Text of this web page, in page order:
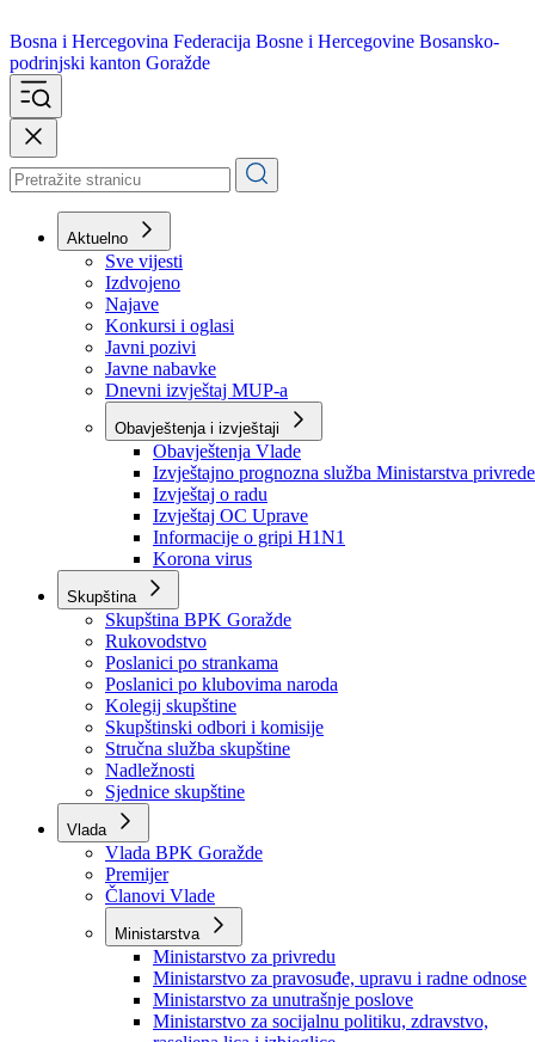
Bosna i Hercegovina
podrinjski kanton Goražde
Aktuelno
Sve vijesti
Izdvojeno
Najave
Konkursi i oglasi
Javni pozivi
Javne nabavke
Dnevni izvještaj MUP-a
Obavještenja i izvještaji
Obavještenja Vlade
Izvještajno prognozna služba Ministarstva privrede
Izvještaj o radu
Izvještaj OC Uprave
Informacije o gripi H1N1
Korona virus
Skupština
Skupština BPK Goražde
Rukovodstvo
Poslanici po strankama
Poslanici po klubovima naroda
Kolegij skupštine
Skupštinski odbori i komisije
Stručna služba skupštine
Nadležnosti
Sjednice skupštine
Vlada
Vlada BPK Goražde
Premijer
Članovi Vlade
Ministarstva
Ministarstvo za privredu